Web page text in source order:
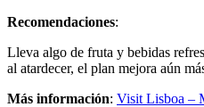
Recomendaciones:
Lleva algo de fruta y bebidas
al atardecer, el plan mejora aún
Más información: Visit Lisboa –